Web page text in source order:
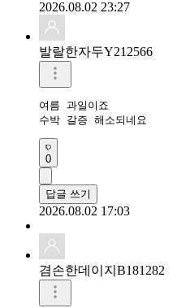
2026.08.02 23:27
발랄한자두Y212566
여름 과일이죠
수박 갈증 해소되네요
0
답글 쓰기
2026.08.02 17:03
겸손한데이지B181282